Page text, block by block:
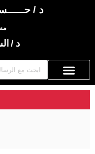
د /
د /
نسرين طافش تستعيد